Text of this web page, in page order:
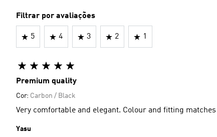
Filtrar por avaliações
5 4 3 2 1
Premium quality
Cor: Carbon / Black
Very comfortable and elegant. Colour and fitting
Yasu